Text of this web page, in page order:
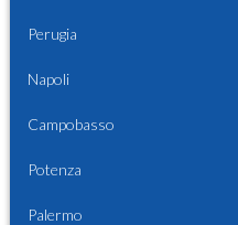
Perugia
Napoli
Campobasso
Potenza
Palermo